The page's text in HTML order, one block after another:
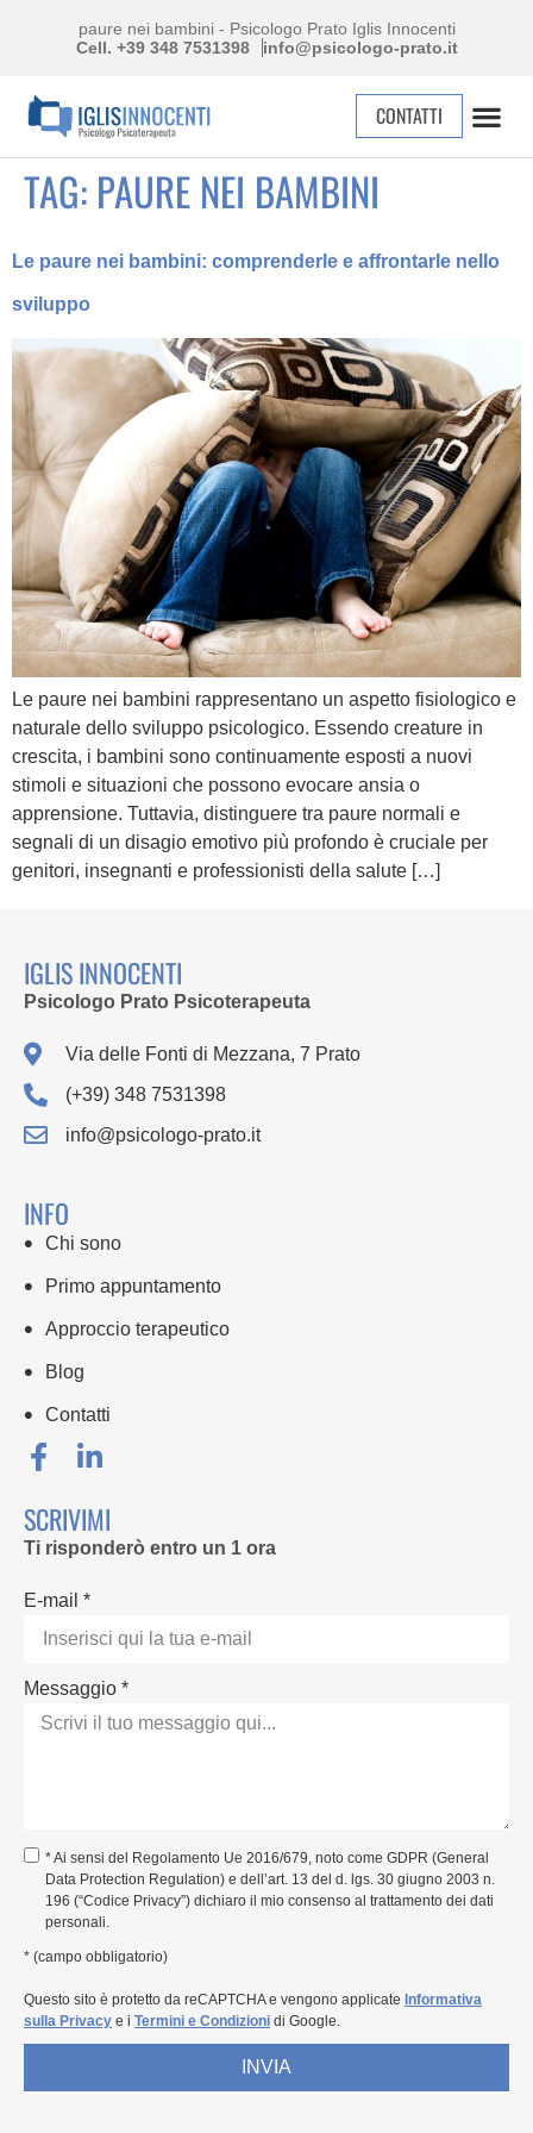
paure nei bambini - Psicologo Prato Iglis Innocenti
Cell. +39 348 7531398
info@psicologo-prato.it
CONTATTI
TAG: PAURE NEI BAMBINI
Le paure nei bambini: comprenderle e affrontarle nello
sviluppo
Le paure nei bambini rappresentano un aspetto fisiologico e
naturale dello sviluppo psicologico. Essendo creature in
crescita, i bambini sono continuamente esposti a nuovi
stimoli e situazioni che possono evocare ansia o
apprensione. Tuttavia, distinguere tra paure normali e
segnali di un disagio emotivo più profondo è cruciale per
genitori, insegnanti e professionisti della salute […]
IGLIS INNOCENTI
Psicologo Prato Psicoterapeuta
Via delle Fonti di Mezzana, 7 Prato
(+39) 348 7531398
info@psicologo-prato.it
INFO
Chi sono
Primo appuntamento
Approccio terapeutico
Blog
Contatti
SCRIVIMI
Ti risponderò entro un 1 ora
E-mail *
Messaggio *
* Ai sensi del Regolamento Ue 2016/679, noto come GDPR (General
Data Protection Regulation) e dell’art. 13 del d. lgs. 30 giugno 2003 n.
196 (“Codice Privacy”) dichiaro il mio consenso al trattamento dei dati
personali.
* (campo obbligatorio)
Questo sito è protetto da reCAPTCHA e vengono applicate Informativa
sulla Privacy e i Termini e Condizioni di Google.
INVIA